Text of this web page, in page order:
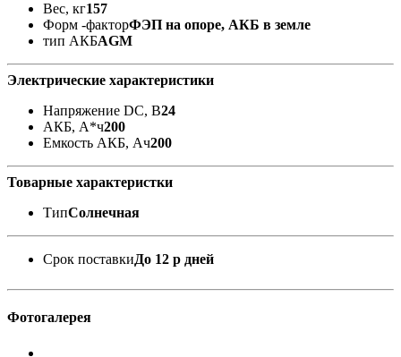
Вес, кг157
Форм -факторФЭП на опоре, АКБ в земле
тип АКБAGM
Электрические характеристики
Напряжение DC, В24
АКБ, А*ч200
Емкость АКБ, Ач200
Товарные характеристки
ТипСолнечная
Срок поставкиДо 12 р дней
Фотогалерея